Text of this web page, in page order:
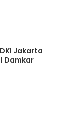
Jakarta
Damkar